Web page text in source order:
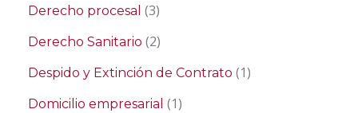
Derecho procesal (3)
Derecho Sanitario (2)
Despido y Extinción de Contrato (1)
Domicilio empresarial (1)